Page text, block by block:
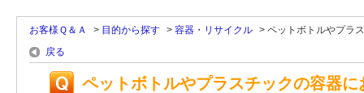
お客様Ｑ＆Ａ > 目的から探す > 容器・リサイクル > ペットボトルやプラ
戻る
ペットボトルやプラスチックの容器